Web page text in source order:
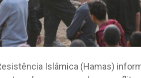
Islâmica (Hamas)